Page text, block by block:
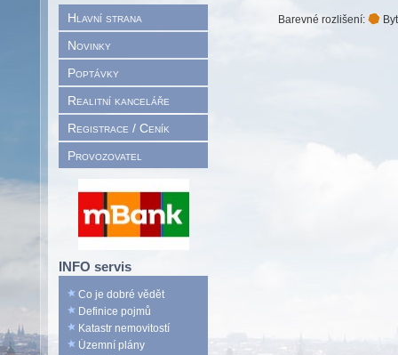
Hlavní strana
Novinky
Poptávky
Realitní kanceláře
Registrace / Ceník
Provozovatel
INFO servis
Co je dobré vědět
Definice pojmů
Katastr nemovitostí
Územní plány
Barevné rozlišení: